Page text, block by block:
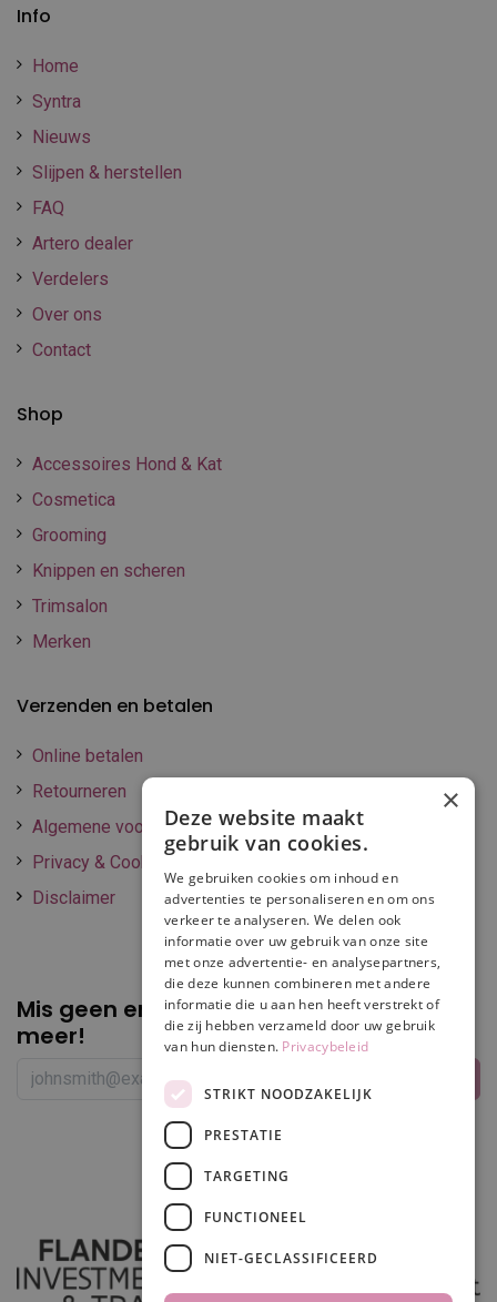
Info
Home
Syntra
Nieuws
Slijpen & herstellen
FAQ
Artero dealer
Verdelers
Over ons
Contact
Shop
Accessoires Hond & Kat
Cosmetica
Grooming
Knippen en scheren
Trimsalon
Merken
Verzenden en betalen
Online betalen
Retourneren
Algemene voorwaarden
Privacy & Cookie policy
Disclaimer
Mis geen enkelepromotie of korting
meer!
×
Deze website maakt
gebruik van cookies.
We gebruiken cookies om inhoud en
advertenties te personaliseren en om ons
verkeer te analyseren. We delen ook
informatie over uw gebruik van onze site
met onze advertentie- en analysepartners,
die deze kunnen combineren met andere
informatie die u aan hen heeft verstrekt of
die zij hebben verzameld door uw gebruik
van hun diensten. Privacybeleid
STRIKT NOODZAKELIJK
PRESTATIE
TARGETING
FUNCTIONEEL
NIET-GECLASSIFICEERD